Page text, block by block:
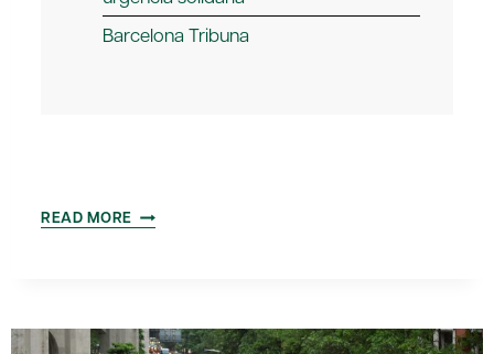
Barcelona Tribuna
READ MORE ‘IDENTIFICACIÓ
DADES’